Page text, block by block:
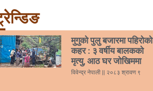
मुगुको पुलु बजारमा पहिरोको
कहर : ३ वर्षीय बालकको
मृत्यु, आठ घर जोखिममा
विवेन्द्र नेपाली २०८३ श्रावण ९